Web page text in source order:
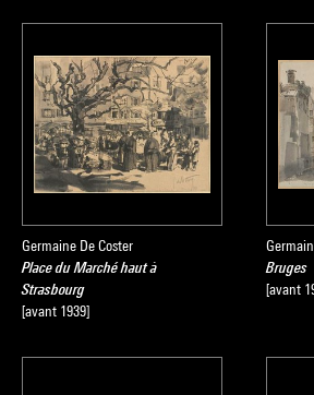
Germaine De Coster
Place du Marché haut à
Strasbourg
[avant 1939]
Bruges
[avant